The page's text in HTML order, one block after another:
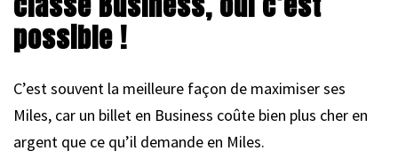
possible !
C’est souvent la meilleure façon de maximiser ses
Miles, car un billet en Business coûte bien plus cher en
argent que ce qu’il demande en Miles.